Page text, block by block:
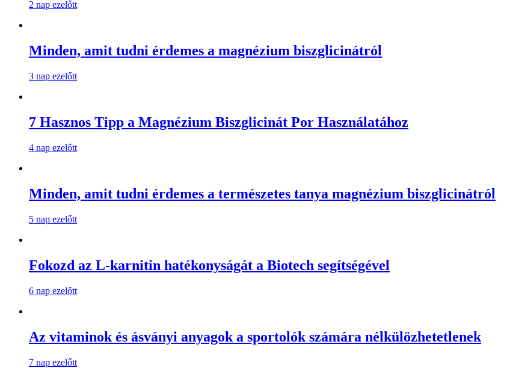
2 nap ezelőtt
Minden, amit tudni érdemes a magnézium biszglicinátról
3 nap ezelőtt
7 Hasznos Tipp a Magnézium Biszglicinát Por Használatához
4 nap ezelőtt
Minden, amit tudni érdemes a természetes tanya magnézium biszglicinátról
5 nap ezelőtt
Fokozd az L-karnitin hatékonyságát a Biotech segítségével
6 nap ezelőtt
Az vitaminok és ásványi anyagok a sportolók számára nélkülözhetetlenek
7 nap ezelőtt